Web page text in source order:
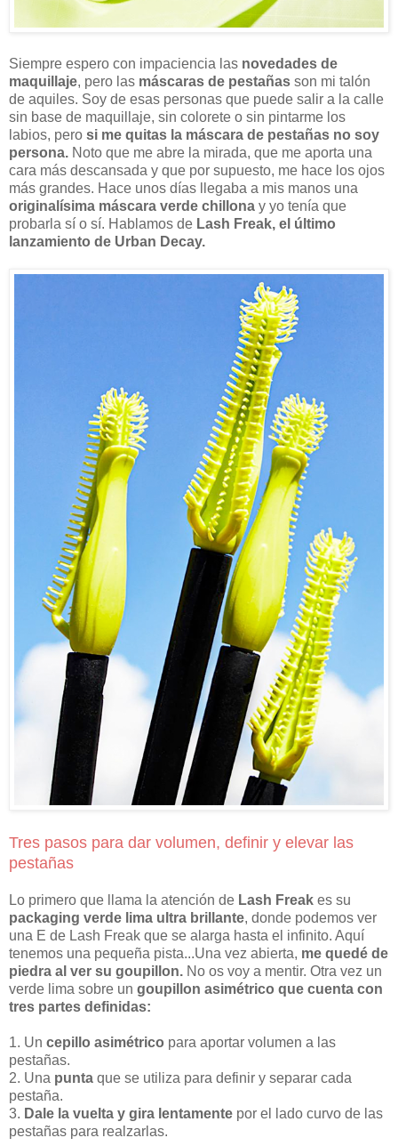
Siempre espero con impaciencia las novedades de
maquillaje, pero las máscaras de pestañas son mi talón
de aquiles. Soy de esas personas que puede salir a la calle
sin base de maquillaje, sin colorete o sin pintarme los
labios, pero si me quitas la máscara de pestañas no soy
persona. Noto que me abre la mirada, que me aporta una
cara más descansada y que por supuesto, me hace los ojos
más grandes. Hace unos días llegaba a mis manos una
originalísima máscara verde chillona y yo tenía que
probarla sí o sí. Hablamos de Lash Freak, el último
lanzamiento de Urban Decay.
Tres pasos para dar volumen, definir y elevar las
pestañas
Lo primero que llama la atención de Lash Freak es su
packaging verde lima ultra brillante, donde podemos ver
una E de Lash Freak que se alarga hasta el infinito. Aquí
tenemos una pequeña pista...Una vez abierta, me quedé de
piedra al ver su goupillon. No os voy a mentir. Otra vez un
verde lima sobre un goupillon asimétrico que cuenta con
tres partes definidas:
1. Un cepillo asimétrico para aportar volumen a las
pestañas.
2. Una punta que se utiliza para definir y separar cada
pestaña.
3. Dale la vuelta y gira lentamente por el lado curvo de las
pestañas para realzarlas.